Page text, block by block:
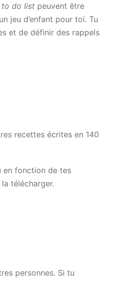
to do list peuvent être
jeu d’enfant pour toi. Tu
et de définir des rappels
recettes écrites en 140
en fonction de tes
télécharger.
personnes. Si tu